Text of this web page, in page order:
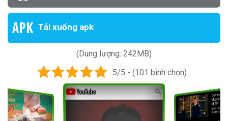
Tải xuống apk
(Dung lượng: 242MB)
5/5 - (101 bình chọn)